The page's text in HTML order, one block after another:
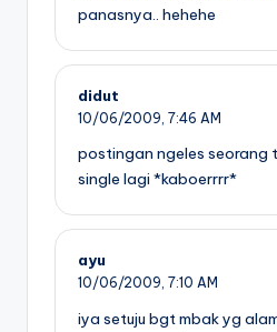
panasnya.. hehehe
didut
10/06/2009, 7:46 AM
postingan ngeles seorang
single lagi *kaboerrrr*
ayu
10/06/2009, 7:10 AM
iya setuju bgt mbak yg